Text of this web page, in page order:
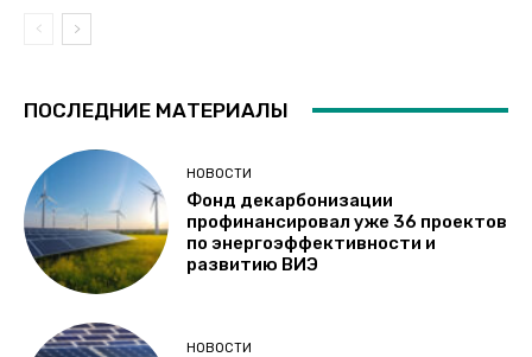
ПОСЛЕДНИЕ МАТЕРИАЛЫ
НОВОСТИ
Фонд декарбонизации
профинансировал уже 36 проектов
по энергоэффективности и
развитию ВИЭ
НОВОСТИ